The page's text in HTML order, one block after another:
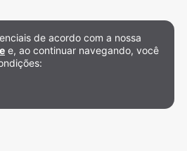
Cookiesde acordo com a nossa
e, ao continuar navegando, você